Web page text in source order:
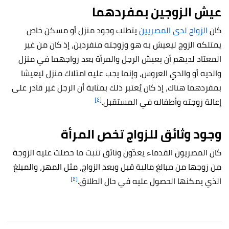
عيش الزوجين بمفردهما
كانالزواج لدى المصريينيتطلب وجود منزل أو مسكن خاص
يمتلكه الزوج ليعيش به هو وزوجته منفردين، إذ كان من غير
المعتاد لديهم أن يعيش الرجل والمرأة بعد زواجهما في منزل
والديه أو والدي العروس، وإنما يجب عليه امتلاك منزل ليعيشا
بمفردهما هناك، إذ كان يُعتبر ذلك بمثابة أن الرجل غير قادر على
إعالة زوجته وأطفاله في المستقبل.[٤]
وجود وثائق للزواج تخص المرأة
كان المصريون القدماء يعدّون وثائق تثبت ما حصلت عليه الزوجة
من زوجها من مبالغ مالية قبل وبعد الزواج، مثل المهر، والمبلغ
الذي يمكنها الحصول عليه في حال الطلاق.[٤]